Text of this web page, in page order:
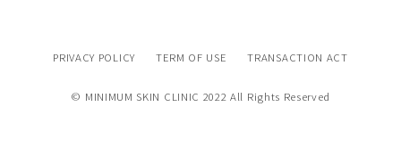
PRIVACY POLICY TERM OF USE TRANSACTION ACT
© MINIMUM SKIN CLINIC 2022 All Rights Reserved